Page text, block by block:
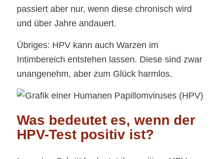
passiert aber nur, wenn diese chronisch wird
und über Jahre andauert.
Übriges: HPV kann auch Warzen im
Intimbereich entstehen lassen. Diese sind zwar
unangenehm, aber zum Glück harmlos.
Was bedeutet es, wenn der
HPV-Test positiv ist?